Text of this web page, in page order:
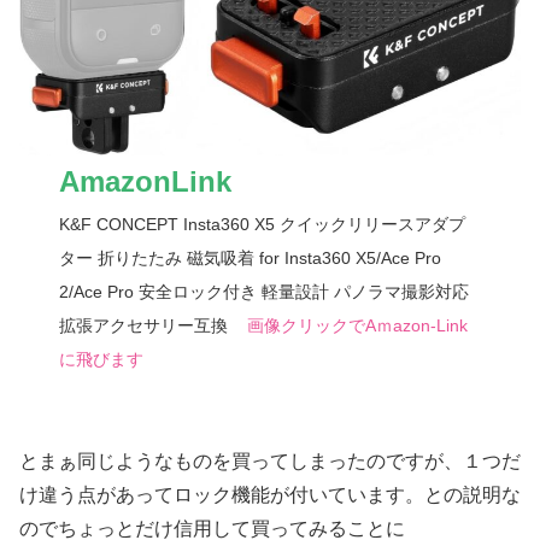
AmazonLink
K&F CONCEPT Insta360 X5 クイックリリースアダプ
ター 折りたたみ 磁気吸着 for Insta360 X5/Ace Pro
2/Ace Pro 安全ロック付き 軽量設計 パノラマ撮影対応
拡張アクセサリー互換
画像クリックでAｍazon-Link
に飛びます
とまぁ同じようなものを買ってしまったのですが、１つだ
け違う点があってロック機能が付いています。との説明な
のでちょっとだけ信用して買ってみることに